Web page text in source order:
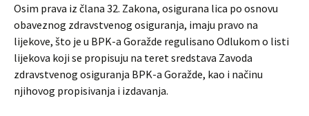
Osim prava iz člana 32. Zakona, osigurana lica po osnovu
obaveznog zdravstvenog osiguranja, imaju pravo na
lijekove, što je u BPK-a Goražde regulisano Odlukom o listi
lijekova koji se propisuju na teret sredstava Zavoda
zdravstvenog osiguranja BPK-a Goražde, kao i načinu
njihovog propisivanja i izdavanja.